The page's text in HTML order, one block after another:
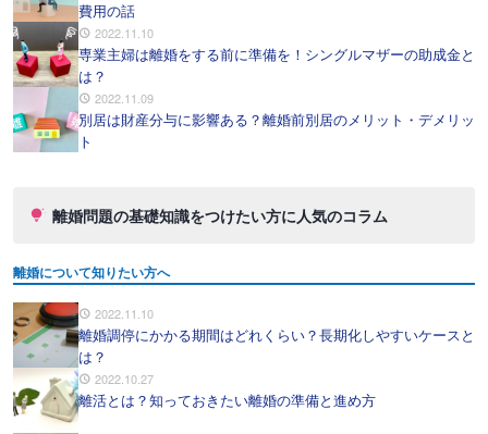
費用の話
2022.11.10
専業主婦は離婚をする前に準備を！シングルマザーの助成金と
は？
2022.11.09
別居は財産分与に影響ある？離婚前別居のメリット・デメリッ
ト
離婚問題の基礎知識をつけたい方に人気のコラム
離婚について知りたい方へ
2022.11.10
離婚調停にかかる期間はどれくらい？長期化しやすいケースと
は？
2022.10.27
離活とは？知っておきたい離婚の準備と進め方